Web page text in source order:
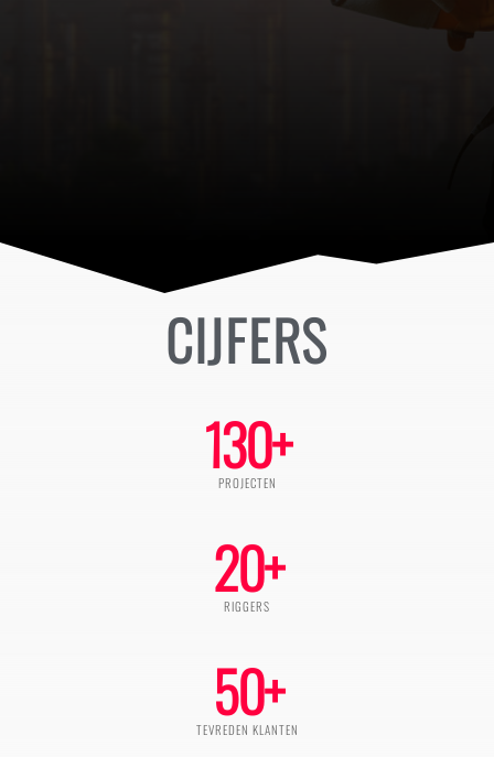
CIJFERS
130+
PROJECTEN
20+
RIGGERS
50+
TEVREDEN KLANTEN